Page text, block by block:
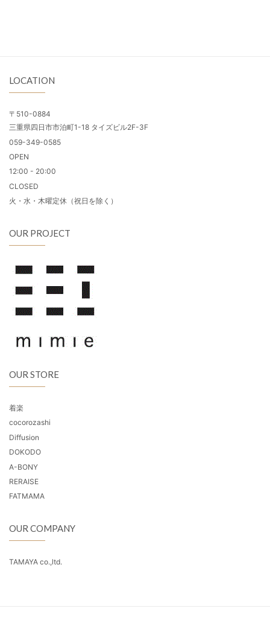
LOCATION
〒510-0884
三重県四日市市泊町1-18 タイズビル2F-3F
059-349-0585
OPEN
12:00 - 20:00
CLOSED
火・水・木曜定休（祝日を除く）
OUR PROJECT
OUR STORE
着楽
cocorozashi
Diffusion
DOKODO
A-BONY
RERAISE
FATMAMA
OUR COMPANY
TAMAYA co.,ltd.